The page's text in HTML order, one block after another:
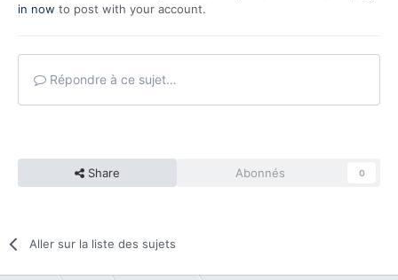
in now to post with your account.
Répondre à ce sujet…
Share Abonnés 0
Aller sur la liste des sujets